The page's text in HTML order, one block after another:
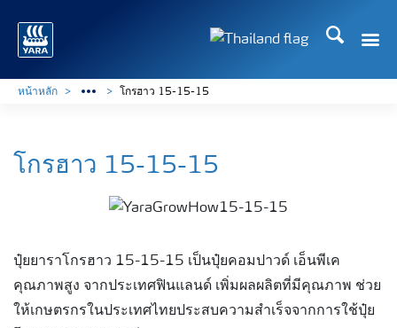
ค้นหา
หน้าหลัก โกรฮาว 15-15-15
โกรฮาว 15-15-15
ปุ๋ยยาราโกรฮาว 15-15-15 เป็นปุ๋ยคอมปาวด์ เอ็นพีเค
คุณภาพสูง จากประเทศฟินแลนด์ เพิ่มผลผลิตที่มีคุณภาพ ช่วย
ให้เกษตรกรในประเทศไทยประสบความสำเร็จจากการใช้ปุ๋ย